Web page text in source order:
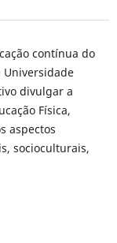
contínua do
Universidade
divulgar a
Física,
aspectos
socioculturais,